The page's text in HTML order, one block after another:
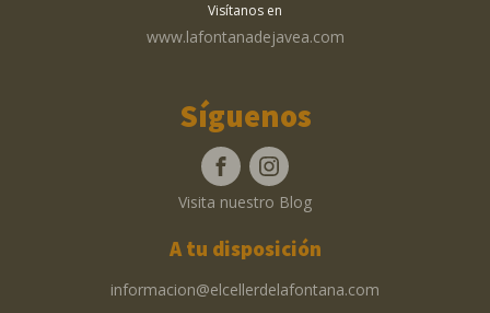
Visítanos en
www.lafontanadejavea.com
Síguenos
Visita nuestro Blog
A tu disposición
informacion@elcellerdelafontana.com